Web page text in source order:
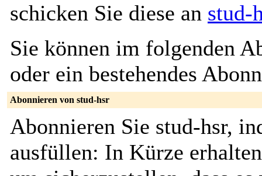
schicken Sie diese an stud-
Sie können im folgenden
oder ein bestehendes
Abonnieren von stud-hsr
Abonnieren Sie stud-hsr,
ausfüllen: In Kürze